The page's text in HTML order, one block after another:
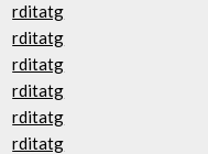
rditatg
rditatg
rditatg
rditatg
rditatg
rditatg